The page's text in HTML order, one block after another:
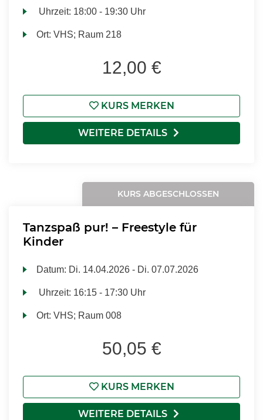
Uhrzeit: 18:00 - 19:30 Uhr
Ort:VHS; Raum 218
12,00 €
KURS MERKEN
WEITERE DETAILS
KURS ABGESCHLOSSEN
Tanzspaß pur! – Freestyle für
Kinder
Datum: Di. 14.04.2026 - Di. 07.07.2026
Uhrzeit: 16:15 - 17:30 Uhr
Ort:VHS; Raum 008
50,05 €
KURS MERKEN
WEITERE DETAILS